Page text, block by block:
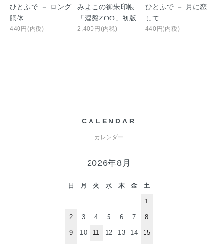
ひとふで － ロング
胴体
440円(内税)
みよこの御朱印帳
「涅槃ZOO」初版
2,400円(内税)
ひとふで － 月に恋
して
440円(内税)
CALENDAR
カレンダー
2026年8月
日 月 火 水 木 金 土
1
2 3 4 5 6 7 8
9 10 11 12 13 14 15